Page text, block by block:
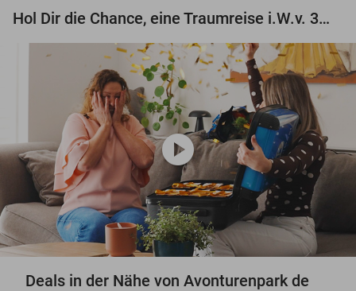
Hol Dir die Chance, eine Traumreise i.W.v. 3.000 € zu gewinnen!
play_circle
Deals in der Nähe von Avonturenpark de